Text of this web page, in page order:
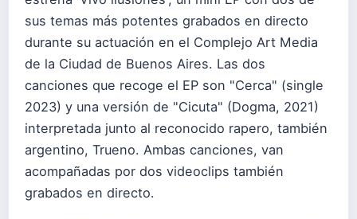
sus temas más potentes grabados en directo
durante su actuación en el Complejo Art Media
de la Ciudad de Buenos Aires. Las dos
canciones que recoge el EP son "Cerca" (single
2023) y una versión de "Cicuta" (Dogma, 2021)
interpretada junto al reconocido rapero, también
argentino, Trueno. Ambas canciones, van
acompañadas por dos videoclips también
grabados en directo.